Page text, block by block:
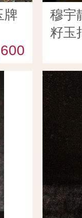
牌
穆宇
籽玉